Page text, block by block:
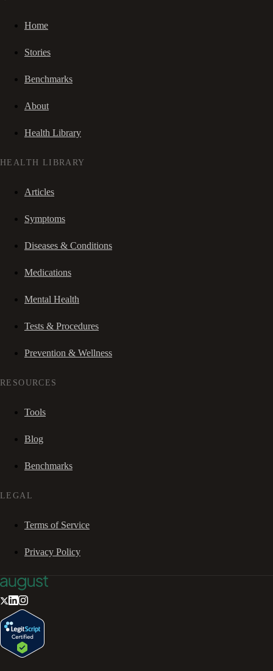
Home
Stories
Benchmarks
About
Health Library
HEALTH LIBRARY
Articles
Symptoms
Diseases & Conditions
Medications
Mental Health
Tests & Procedures
Prevention & Wellness
RESOURCES
Tools
Blog
Benchmarks
LEGAL
Terms of Service
Privacy Policy